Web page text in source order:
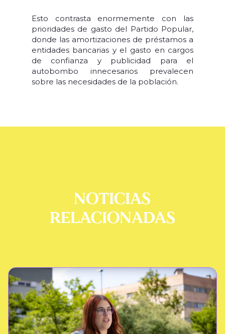
Esto contrasta enormemente con las
prioridades de gasto del Partido Popular,
donde las amortizaciones de préstamos a
entidades bancarias y el gasto en cargos
de confianza y publicidad para el
autobombo innecesarios prevalecen
sobre las necesidades de la población.
NOTICIAS
RELACIONADAS